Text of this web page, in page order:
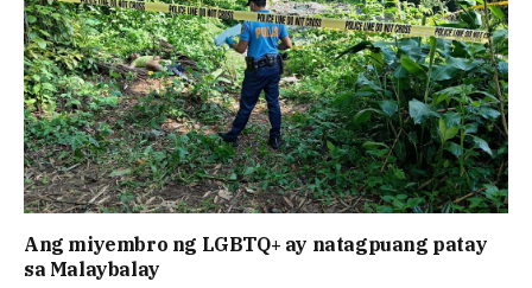
Ang miyembro ng LGBTQ+ ay natagpuang patay
sa Malaybalay